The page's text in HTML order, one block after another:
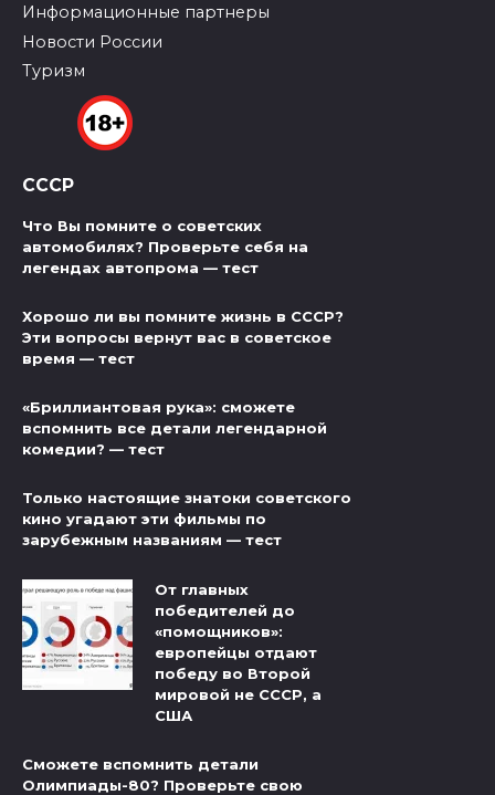
Информационные партнеры
Новости России
Туризм
СССР
Что Вы помните о советских
автомобилях? Проверьте себя на
легендах автопрома — тест
Хорошо ли вы помните жизнь в СССР?
Эти вопросы вернут вас в советское
время — тест
«Бриллиантовая рука»: сможете
вспомнить все детали легендарной
комедии? — тест
Только настоящие знатоки советского
кино угадают эти фильмы по
зарубежным названиям — тест
От главных
победителей до
«помощников»:
европейцы отдают
победу во Второй
мировой не СССР, а
США
Сможете вспомнить детали
Олимпиады-80? Проверьте свою